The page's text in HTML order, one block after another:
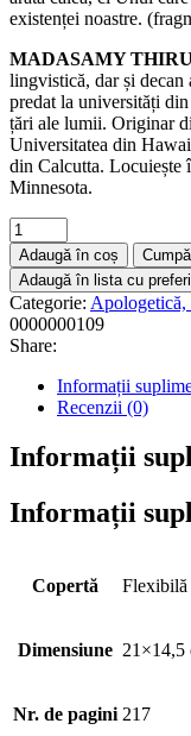
existenței noastre.
MADASAMY
lingvistică, dar și
predat la universități
țări ale lumii. Originar
Universitatea din
din Calcutta. Locuiește
Minnesota.
Adaugă în coș
Adaugă în lista cu
Categorie: Apologetică,
0000000109
Share:
Informații
Recenzii (0)
Informații
Informații
Copertă Flexibilă
Dimensiune 21×14,5
Nr. de pagini 217